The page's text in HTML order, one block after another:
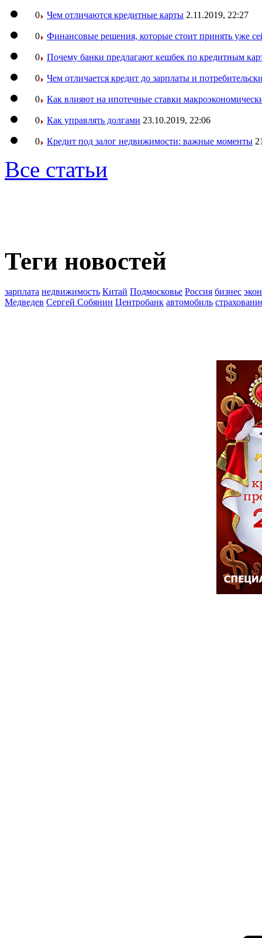
0 Чем отличаются кредитные карты 2.11.2019, 22:27
0 Финансовые решения, которые стоит принять уже
0 Почему банки предлагают кешбек по кредитным
0 Чем отличается кредит до зарплаты и
0 Как влияют на ипотечные ставки
0 Как управлять долгами 23.10.2019, 22:06
0 Кредит под залог недвижимости: важные моменты
Все статьи
Теги новостей
зарплата недвижимость Китай Подмосковье Россия бизнес
Медведев Сергей Собянин Центробанк автомобиль